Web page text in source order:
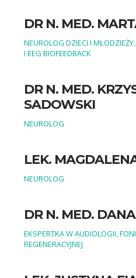
DR N. MED.
NEUROLOG DZIECI I
I EEG BIOFEEDBACK
DR N. MED.
SADOWSKI
NEUROLOG
LEK.
NEUROLOG
DR N. MED.
EKSPERTKA W AUDIOLOGII,
REGENERACYJNEJ